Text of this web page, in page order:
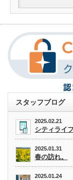
スタッフブログ
2025.02.21
シティライ
2025.01.31
春の訪れ。
2025.01.24